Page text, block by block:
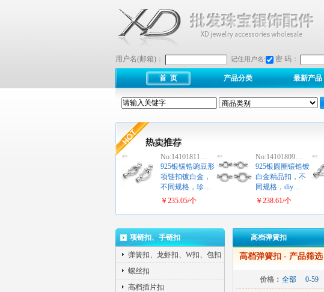
用户名(邮箱)： 记住用户名: 密 码：
首 页 产品分类 最新产品
No:14101811…
925银镶锆豌豆形
项链扣镀白金，
不同规格，珍…
￥235.05/个
No:14101809…
925银圆圈镶锆镀
白金精品扣，不
同规格，diy…
￥238.61/个
项链扣、手链扣
弹簧扣、龙虾扣、W扣、包扣
螺丝扣
高档插片扣
高档弹簧扣
高档弹簧扣 - 产品筛选
价格： 全部 0-59